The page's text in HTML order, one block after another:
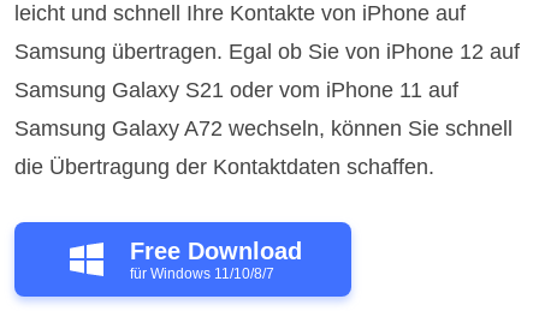
leicht und schnell Ihre Kontakte von iPhone auf
Samsung übertragen. Egal ob Sie von iPhone 12 auf
Samsung Galaxy S21 oder vom iPhone 11 auf
Samsung Galaxy A72 wechseln, können Sie schnell
die Übertragung der Kontaktdaten schaffen.
Free Download
für Windows 11/10/8/7